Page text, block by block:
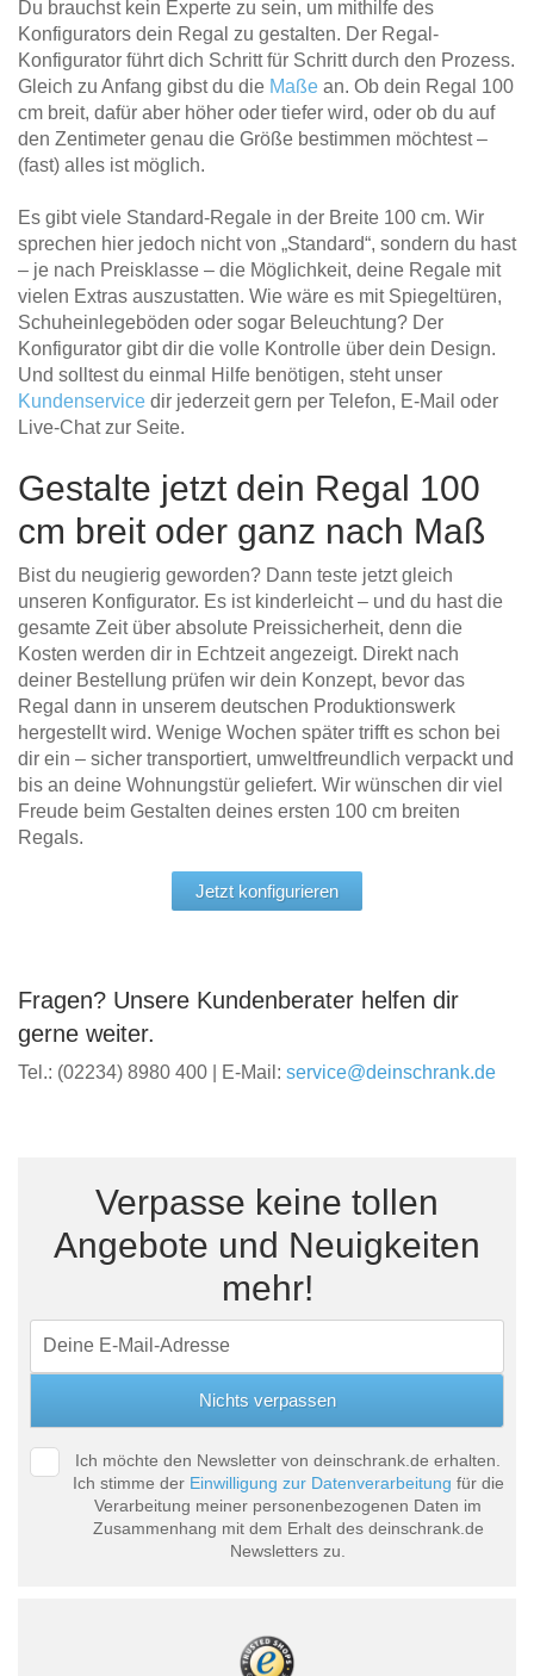
Du brauchst kein Experte zu sein, um mithilfe des
Konfigurators dein Regal zu gestalten. Der Regal-
Konfigurator führt dich Schritt für Schritt durch den Prozess.
Gleich zu Anfang gibst du die Maße an. Ob dein Regal 100
cm breit, dafür aber höher oder tiefer wird, oder ob du auf
den Zentimeter genau die Größe bestimmen möchtest –
(fast) alles ist möglich.
Es gibt viele Standard-Regale in der Breite 100 cm. Wir
sprechen hier jedoch nicht von „Standard“, sondern du hast
– je nach Preisklasse – die Möglichkeit, deine Regale mit
vielen Extras auszustatten. Wie wäre es mit Spiegeltüren,
Schuheinlegeböden oder sogar Beleuchtung? Der
Konfigurator gibt dir die volle Kontrolle über dein Design.
Und solltest du einmal Hilfe benötigen, steht unser
Kundenservice dir jederzeit gern per Telefon, E-Mail oder
Live-Chat zur Seite.
Gestalte jetzt dein Regal 100
cm breit oder ganz nach Maß
Bist du neugierig geworden? Dann teste jetzt gleich
unseren Konfigurator. Es ist kinderleicht – und du hast die
gesamte Zeit über absolute Preissicherheit, denn die
Kosten werden dir in Echtzeit angezeigt. Direkt nach
deiner Bestellung prüfen wir dein Konzept, bevor das
Regal dann in unserem deutschen Produktionswerk
hergestellt wird. Wenige Wochen später trifft es schon bei
dir ein – sicher transportiert, umweltfreundlich verpackt und
bis an deine Wohnungstür geliefert. Wir wünschen dir viel
Freude beim Gestalten deines ersten 100 cm breiten
Regals.
Jetzt konfigurieren
Fragen? Unsere Kundenberater helfen dir
gerne weiter.
Tel.: (02234) 8980 400 | E-Mail: service@deinschrank.de
Verpasse keine tollen
Angebote und Neuigkeiten
mehr!
Ich möchte den Newsletter von deinschrank.de erhalten.
Ich stimme der Einwilligung zur Datenverarbeitung für die
Verarbeitung meiner personenbezogenen Daten im
Zusammenhang mit dem Erhalt des deinschrank.de
Newsletters zu.